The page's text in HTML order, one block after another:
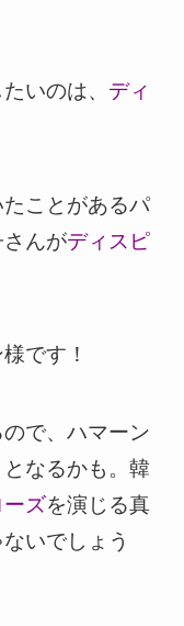
いのは、 ディ
たことがあるパ
んがディスピ
です！
で、ハマーン
なるかも。韓
ーズを演じる真
いでしょう